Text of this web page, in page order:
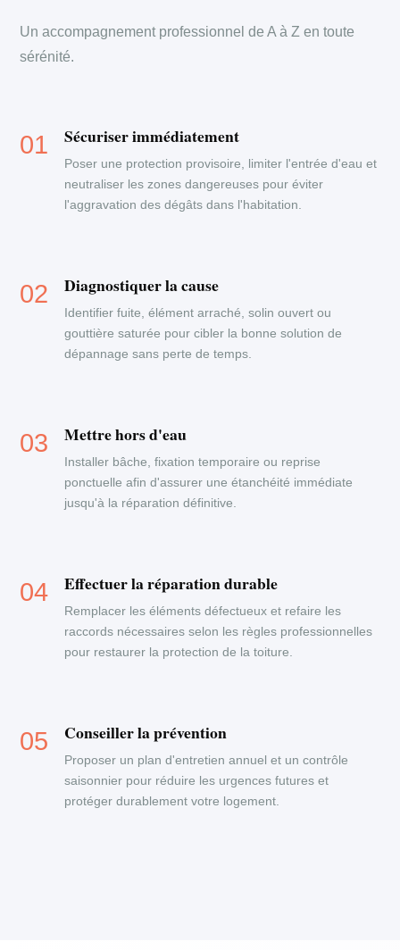
Un accompagnement professionnel de A à Z en toute
sérénité.
Sécuriser immédiatement
Poser une protection provisoire, limiter l'entrée d'eau et
neutraliser les zones dangereuses pour éviter
l'aggravation des dégâts dans l'habitation.
Diagnostiquer la cause
Identifier fuite, élément arraché, solin ouvert ou
gouttière saturée pour cibler la bonne solution de
dépannage sans perte de temps.
Mettre hors d'eau
Installer bâche, fixation temporaire ou reprise
ponctuelle afin d'assurer une étanchéité immédiate
jusqu'à la réparation définitive.
Effectuer la réparation durable
Remplacer les éléments défectueux et refaire les
raccords nécessaires selon les règles professionnelles
pour restaurer la protection de la toiture.
Conseiller la prévention
Proposer un plan d'entretien annuel et un contrôle
saisonnier pour réduire les urgences futures et
protéger durablement votre logement.